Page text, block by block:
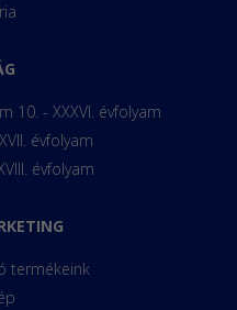
10. - XXXVI. évfolyam
évfolyam
évfolyam
termékeink